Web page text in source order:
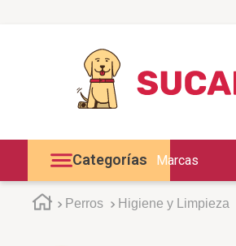
Categorías Marcas
Perros Higiene y Limpieza